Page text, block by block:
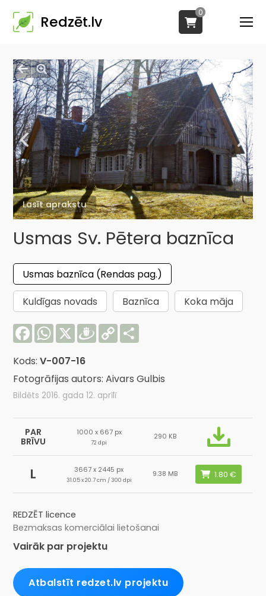
Redzēt.lv
0
Lasīt aprakstu
Usmas Sv. Pētera baznīca
Usmas baznīca (Rendas pag.)
Kuldīgas novads
Baznīca
Koka māja
FacebookWhatsApp
X Draugiem
Copy
Link
Kods:V-007-16
Fotogrāfijas autors: Aivars Gulbis
Bildēts 2016. gada 12. aprīlī
PAR
BRĪVU
1000 x 667 px
72 dpi
290 KB
L 3667 x 2445 px
31.05 x 20.7 cm / 300 dpi
9.38 MB
REDZĒT licence
Bezmaksas komerciālai lietošanai
Vairāk par projektu
Atbalstīt redzet.lv projektu